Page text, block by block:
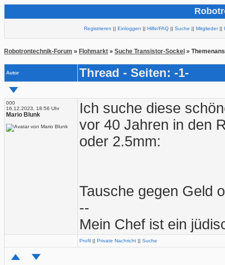
Registrieren || Einloggen || Hilfe/FAQ || Suche || Mitglieder||
Robotrontechnik-Forum » Flohmarkt » Suche Transistor-Sockel »
Autor Thread - Seiten: -1-
000
16.12.2023, 18:56 Uhr
Mario Blunk
Ich suche diese
vor 40 Jahren in den
oder 2.5mm:
Tausche gegen Geld
--
Mein Chef ist ein
Profil || Private Nachricht || Suche